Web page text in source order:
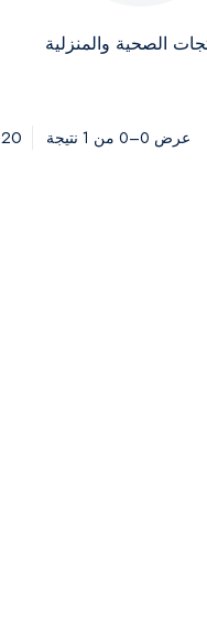
الصحية والمنزلية
عرض 0–0 من 1 نتيجة 20